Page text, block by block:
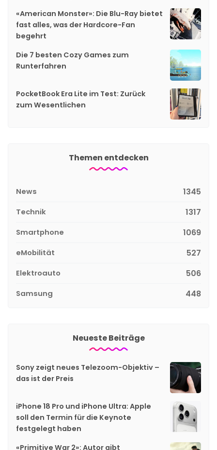
«American Monster»: Die Blu-Ray bietet
fast alles, was der Hardcore-Fan
begehrt
Die 7 besten Cozy Games zum
Runterfahren
PocketBook Era Lite im Test: Zurück
zum Wesentlichen
Themen entdecken
News 1345
Technik 1317
Smartphone 1069
eMobilität 527
Elektroauto 506
Samsung 448
Neueste Beiträge
Sony zeigt neues Telezoom-Objektiv –
das ist der Preis
iPhone 18 Pro und iPhone Ultra: Apple
soll den Termin für die Keynote
festgelegt haben
«Primitive War 2»: Autor gibt